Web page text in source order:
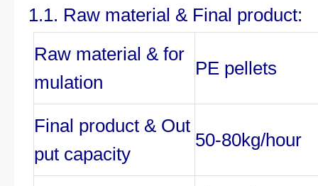
1.1. Raw material & Final product:
Raw material & for
mulation
PE pellets
Final product & Out
put capacity
50-80kg/hour